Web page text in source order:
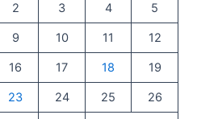
2 3 4 5
9 10 11 12
16 17 18 19
23 24 25 26